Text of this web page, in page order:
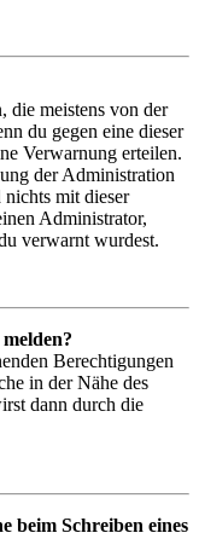
die meistens von der
du gegen eine dieser
Verwarnung erteilen.
der Administration
mit dieser
Administrator,
verwarnt wurdest.
Berechtigungen
in der Nähe des
dann durch die
beim Schreiben eines